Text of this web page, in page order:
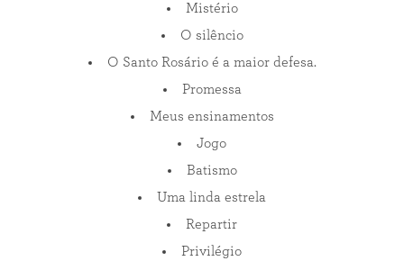
Mistério
O silêncio
O Santo Rosário é a maior defesa.
Promessa
Meus ensinamentos
Jogo
Batismo
Uma linda estrela
Repartir
Privilégio